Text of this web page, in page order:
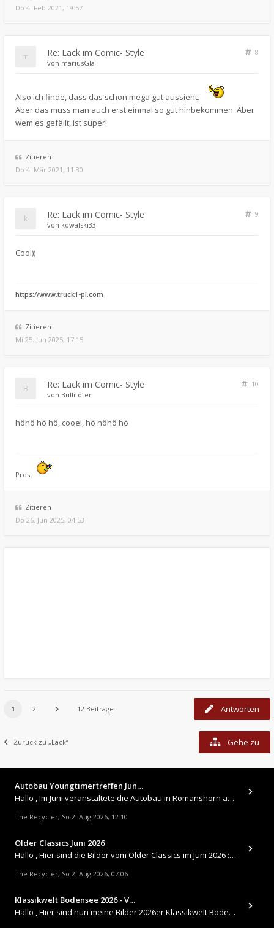
Do 4. Feb 2021, 19:57
Re: Lack im Comic- Style
8
von mariusGla
Also ich finde, dass das schon mega gut aussieht.
Aber das muss man auch erst einmal so gut hinbekommen. Aber
wem es gefällt, ist super!
Zitieren
Do 4. Mär 2021, 11:30
Re: Lack im Comic- Style
9
von kowalski33
Cool))
https://www.truck1-pl.com
Zitieren
Mi 25. Jun 2025, 17:15
Re: Lack im Comic- Style
10
von Bullitöter
höhö hö hö, cooel, hö höhö hö
Prost
Zitieren
Do 26. Jun 2025, 04:53
1 2 12 Beiträge Antworten
Zurück zu „Lack“ Gehe zu
Autobau Youngtimertreffen Jun…
Hallo , Im Juni veranstaltete die Autobau in Romanshorn auf ihrem Gelände ein kleines Youngtimertreffen : https://up.
The Recycler, So 2. Aug 2026, 12:10
Older Classics Juni 2026
​Hallo , Hier sind die Bilder vom Older Classics im Juni 2026 : https://up.picr.de/51155940wd.jpg https://up.pic
The Recycler, So 2. Aug 2026, 07:06
Klassikwelt Bodensee 2026 - V…
Hallo , Hier sind nun meine Bilder 2026er Klassikwelt Bodensee 😀 https://up.picr.de/51125547rb.jpg https://up.pi